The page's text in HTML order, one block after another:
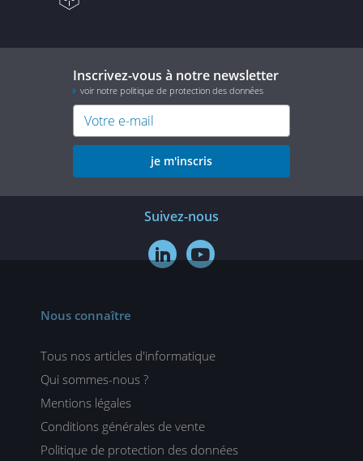
Inscrivez-vous à notre newsletter
voir notre politique de protection des données
je m'inscris
Suivez-nous
 
Nous connaître
Tous nos articles d'informatique
Qui sommes-nous ?
Mentions légales
Conditions générales de vente
Politique de protection des données